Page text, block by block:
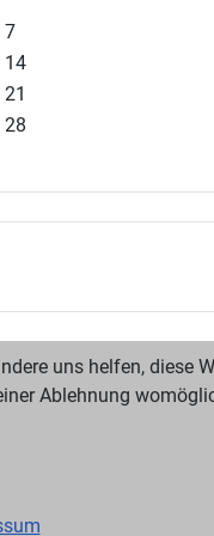
7
14
21
28
uns helfen, diese
Ablehnung